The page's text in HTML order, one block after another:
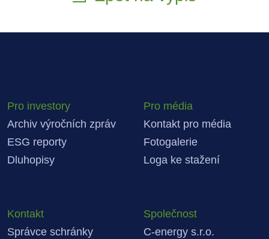
Pro investory
Archiv výročních zpráv
ESG reporty
Dluhopisy
Pro média
Kontakt pro média
Fotogalerie
Loga ke stažení
Kontakt
Správce schránky
Společnost
C-energy s.r.o.